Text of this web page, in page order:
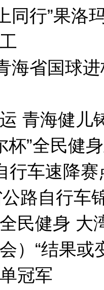
同行”果洛
海省国球
青海健儿
杯”全民健
行车速降
路自行车
民健身 大
会）“结果
冠军